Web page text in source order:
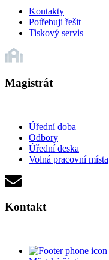
Kontakty
Potřebuji řešit
Tiskový servis
Magistrát
Úřední doba
Odbory
Úřední deska
Volná pracovní místa
Kontakt